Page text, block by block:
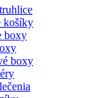
košíky
boxy
boxy